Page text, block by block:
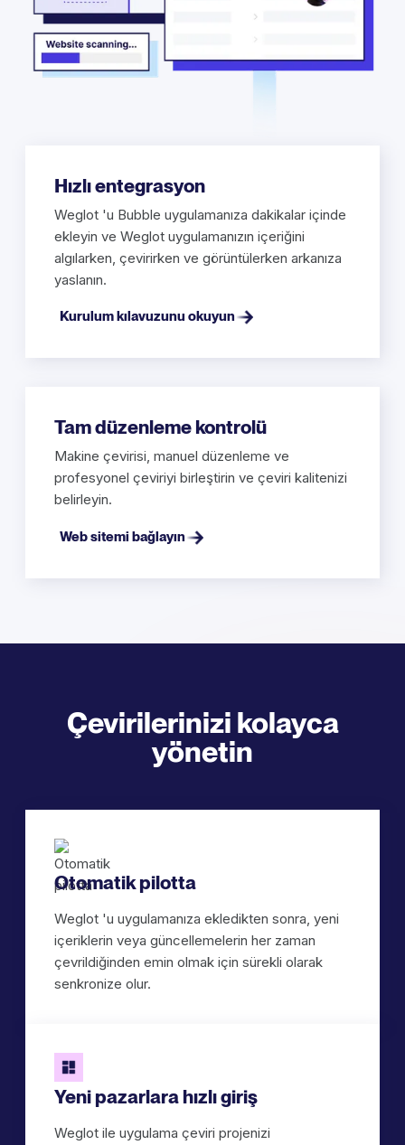
Hızlı entegrasyon
Weglot 'u Bubble uygulamanıza dakikalar içinde
ekleyin ve Weglot uygulamanızın içeriğini
algılarken, çevirirken ve görüntülerken arkanıza
yaslanın.
Kurulum kılavuzunu okuyun
Tam düzenleme kontrolü
Makine çevirisi, manuel düzenleme ve
profesyonel çeviriyi birleştirin ve çeviri kalitenizi
belirleyin.
Web sitemi bağlayın
Çevirilerinizi kolayca
yönetin
Otomatik pilotta
Weglot 'u uygulamanıza ekledikten sonra, yeni
içeriklerin veya güncellemelerin her zaman
çevrildiğinden emin olmak için sürekli olarak
senkronize olur.
Yeni pazarlara hızlı giriş
Weglot ile uygulama çeviri projenizi